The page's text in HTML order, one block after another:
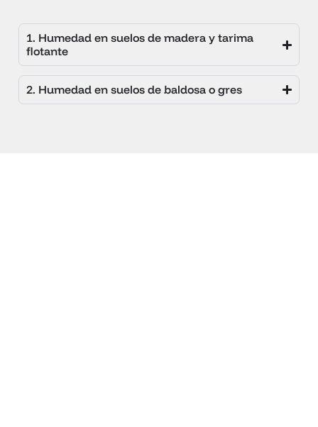
1. Humedad en suelos de madera y tarima
flotante
2. Humedad en suelos de baldosa o gres